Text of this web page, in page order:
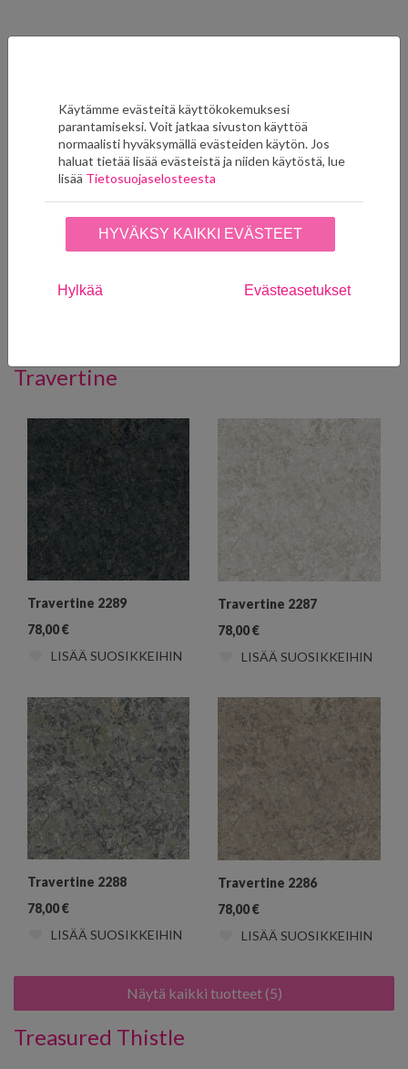
Staircase
100,00€
100,00€
Travertine
Travertine 2289
78,00€
LISÄÄ SUOSIKKEIHIN
Travertine 2287
78,00€
LISÄÄ SUOSIKKEIHIN
Travertine 2288
78,00€
LISÄÄ SUOSIKKEIHIN
Travertine 2286
78,00€
LISÄÄ SUOSIKKEIHIN
Näytä kaikki tuotteet (5)
Treasured Thistle
Käytämme evästeitä käyttökokemuksesi
parantamiseksi. Voit jatkaa sivuston käyttöä
normaalisti hyväksymällä evästeiden käytön. Jos
haluat tietää lisää evästeistä ja niiden käytöstä, lue
lisää Tietosuojaselosteesta
HYVÄKSY KAIKKI EVÄSTEET
Hylkää Evästeasetukset